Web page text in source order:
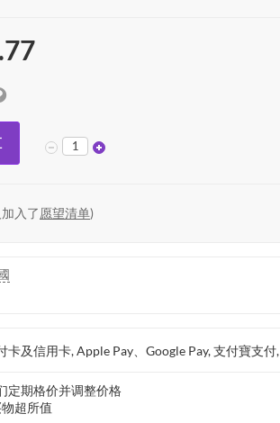
加入了愿望清单)
卡及信用卡, Apple Pay、Google Pay, 支付寶支
定期格价并调整价格
超所值